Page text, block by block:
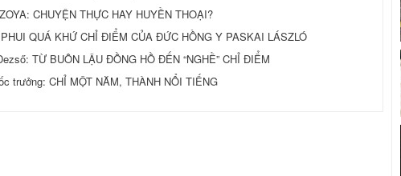
CHUYỆN THỰC HAY HUYỀN THOẠI?
QUÁ KHỨ CHỈ ĐIỂM CỦA ĐỨC HỒNG Y PASKAI LÁSZLÓ
TỪ BUÔN LẬU ÐỒNG HỒ ÐẾN “NGHỀ” CHỈ ÐIỂM
trưởng: CHỈ MỘT NĂM, THÀNH NỔI TIẾNG